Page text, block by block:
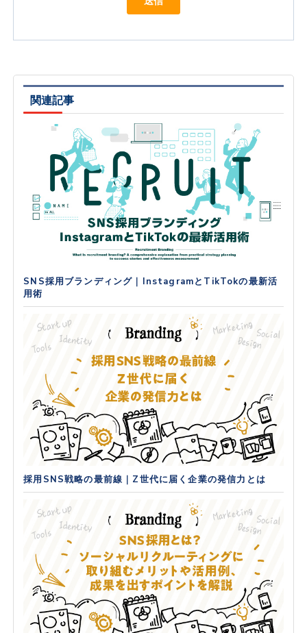
関連記事
SNS採用ブランディング｜InstagramとTikTokの最新活
用術
採用SNS戦略の最前線｜Z世代に届く企業の発信力とは